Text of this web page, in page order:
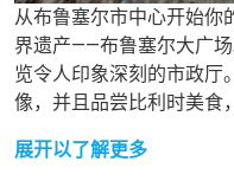
从布鲁塞尔市中心开始你
界遗产——布鲁塞尔大广
览令人印象深刻的市政厅
像，并且品尝比利时美食
展开以了解更多